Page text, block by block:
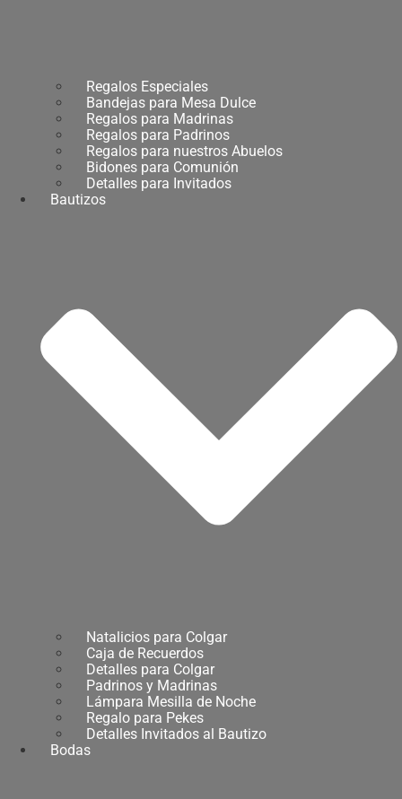
Regalos Especiales
Bandejas para Mesa Dulce
Regalos para Madrinas
Regalos para Padrinos
Regalos para nuestros Abuelos
Bidones para Comunión
Detalles para Invitados
Bautizos
Natalicios para Colgar
Caja de Recuerdos
Detalles para Colgar
Padrinos y Madrinas
Lámpara Mesilla de Noche
Regalo para Pekes
Detalles Invitados al Bautizo
Bodas